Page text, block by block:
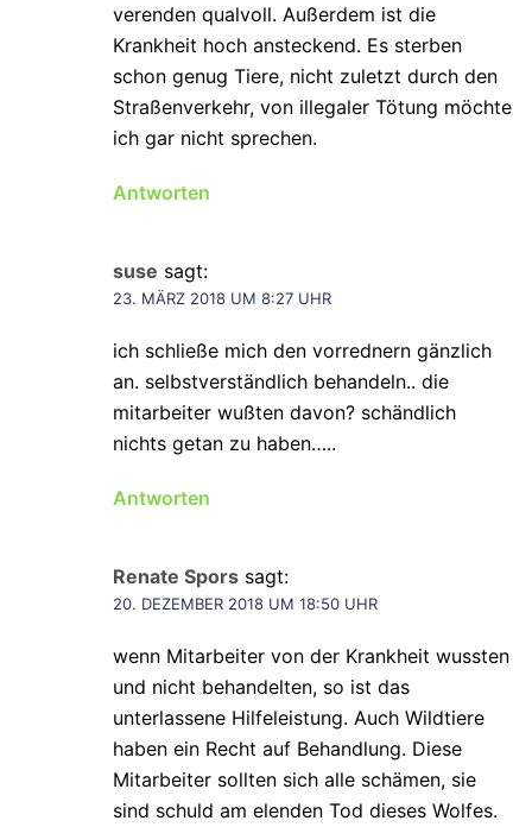
verenden qualvoll. Außerdem ist die
Krankheit hoch ansteckend. Es sterben
schon genug Tiere, nicht zuletzt durch den
Straßenverkehr, von illegaler Tötung möchte
ich gar nicht sprechen.
Antworten
suse sagt:
23. MÄRZ 2018 UM 8:27 UHR
ich schließe mich den vorrednern gänzlich
an. selbstverständlich behandeln.. die
mitarbeiter wußten davon? schändlich
nichts getan zu haben…..
Antworten
Renate Spors sagt:
20. DEZEMBER 2018 UM 18:50 UHR
wenn Mitarbeiter von der Krankheit wussten
und nicht behandelten, so ist das
unterlassene Hilfeleistung. Auch Wildtiere
haben ein Recht auf Behandlung. Diese
Mitarbeiter sollten sich alle schämen, sie
sind schuld am elenden Tod dieses Wolfes.